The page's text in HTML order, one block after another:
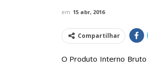
em 15 abr, 2016
Compartilhar
O Produto Interno Bruto